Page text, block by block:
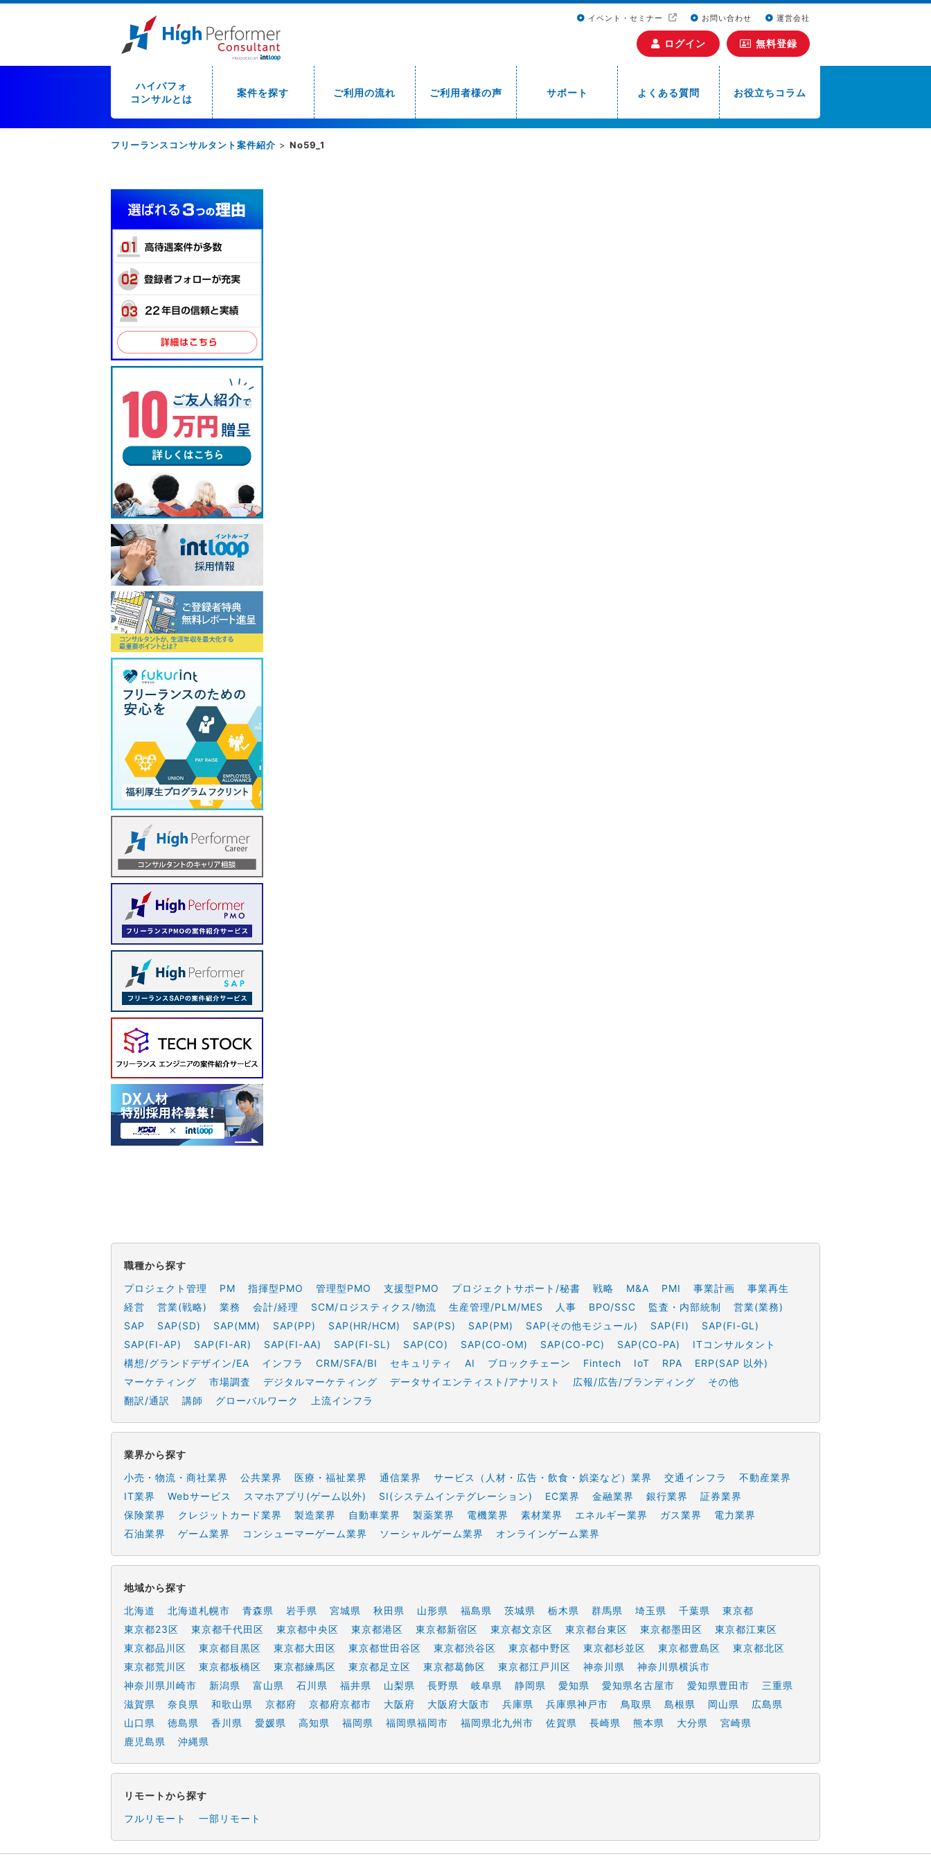
イベント・セミナー お問い合わせ 運営会社
ログイン 無料登録
ハイパフォ
コンサルとは
案件を探す ご利用の流れ ご利用者様の声 サポート よくある質問 お役立ちコラム
フリーランスコンサルタント案件紹介 > No59_1
職種から探す
プロジェクト管理
PM 指揮型PMO 管理型PMO 支援型PMO プロジェクトサポート/秘書 戦略 M&A PMI 事業計画
事業再生
経営
営業(戦略) 業務 会計/経理 SCM/ロジスティクス/物流 生産管理/PLM/MES 人事 BPO/SSC 監査・内部統制
営業(業務)
SAP
SAP(SD) SAP(MM) SAP(PP) SAP(HR/HCM) SAP(PS) SAP(PM) SAP(その他モジュール) SAP(FI)
SAP(FI-GL)
SAP(FI-AP)
SAP(FI-AR) SAP(FI-AA) SAP(FI-SL) SAP(CO) SAP(CO-OM) SAP(CO-PC) SAP(CO-PA)
ITコンサルタント
構想/グランドデザイン/EA
インフラ CRM/SFA/BI セキュリティ AI ブロックチェーン Fintech IoT RPA
ERP(SAP 以外)
マーケティング
市場調査 デジタルマーケティング データサイエンティスト/アナリスト 広報/広告/ブランディング
その他
翻訳/通訳
講師 グローバルワーク 上流インフラ
業界から探す
小売・物流・商社業界
公共業界 医療・福祉業界 通信業界 サービス（人材・広告・飲食・娯楽など）業界 交通インフラ
不動産業界
IT業界
Webサービス スマホアプリ(ゲーム以外) SI(システムインテグレーション) EC業界 金融業界 銀行業界
証券業界
保険業界
クレジットカード業界 製造業界 自動車業界 製薬業界 電機業界 素材業界 エネルギー業界 ガス業界
電力業界
石油業界
ゲーム業界 コンシューマーゲーム業界 ソーシャルゲーム業界 オンラインゲーム業界
地域から探す
北海道
北海道札幌市 青森県 岩手県 宮城県 秋田県 山形県 福島県 茨城県 栃木県 群馬県 埼玉県 千葉県
東京都
東京都23区
東京都千代田区 東京都中央区 東京都港区 東京都新宿区 東京都文京区 東京都台東区 東京都墨田区
東京都江東区
東京都品川区
東京都目黒区 東京都大田区 東京都世田谷区 東京都渋谷区 東京都中野区 東京都杉並区 東京都豊島区
東京都北区
東京都荒川区
東京都板橋区 東京都練馬区 東京都足立区 東京都葛飾区 東京都江戸川区 神奈川県
神奈川県横浜市
神奈川県川崎市
新潟県 富山県 石川県 福井県 山梨県 長野県 岐阜県 静岡県 愛知県 愛知県名古屋市 愛知県豊田市
三重県
滋賀県
奈良県 和歌山県 京都府 京都府京都市 大阪府 大阪府大阪市 兵庫県 兵庫県神戸市 鳥取県 島根県 岡山県
広島県
山口県
徳島県 香川県 愛媛県 高知県 福岡県 福岡県福岡市 福岡県北九州市 佐賀県 長崎県 熊本県 大分県
宮崎県
鹿児島県
沖縄県
リモートから探す
フルリモート
一部リモート